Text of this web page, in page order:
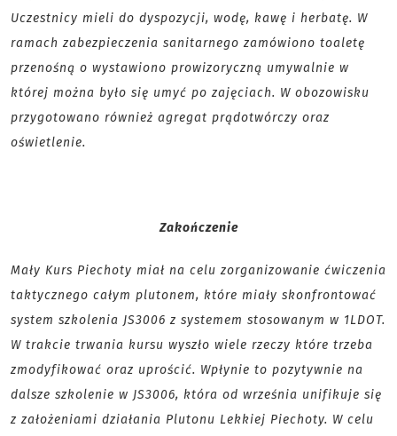
Uczestnicy mieli do dyspozycji, wodę, kawę i herbatę. W
ramach zabezpieczenia sanitarnego zamówiono toaletę
przenośną o wystawiono prowizoryczną umywalnie w
której można było się umyć po zajęciach. W obozowisku
przygotowano również agregat prądotwórczy oraz
oświetlenie.
Zakończenie
Mały Kurs Piechoty miał na celu zorganizowanie ćwiczenia
taktycznego całym plutonem, które miały skonfrontować
system szkolenia JS3006 z systemem stosowanym w 1LDOT.
W trakcie trwania kursu wyszło wiele rzeczy które trzeba
zmodyfikować oraz uprościć. Wpłynie to pozytywnie na
dalsze szkolenie w JS3006, która od września unifikuje się
z założeniami działania Plutonu Lekkiej Piechoty. W celu